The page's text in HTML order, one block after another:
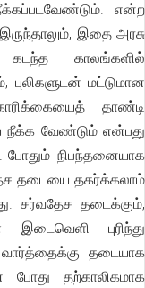
என்ற
இதை அரசு
கடந்த காலங்களில்
புலிகளுடன் மட்டுமான
தாண்டி
நீக்க வேண்டும் என்பது
நிபந்தனையாக
தடையை தகர்க்கலாம்
சர்வதேச தடைக்கும்,
புரிந்து
தடையாக
போது தற்காலிகமாக